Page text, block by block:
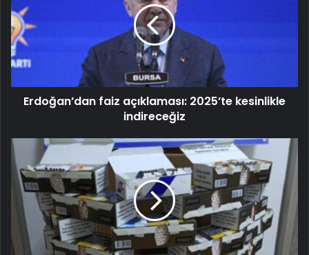
2025’te
kesinlikle
indireceğiz
Erdoğan’dan faiz açıklaması: 2025’te kesinlikle
indireceğiz
Derince’de
5
bin
40
makaron
geçirildi